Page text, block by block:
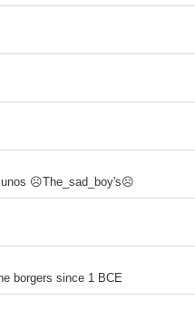
unos ☹The_sad_boy's☹
borgers since 1 BCE